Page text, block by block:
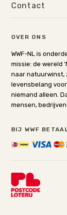
OVER ONS
WWF-NL is
missie: de wereld
naar natuurwinst,
levensbelang
niemand alleen.
mensen,
BIJ WWF
Contact